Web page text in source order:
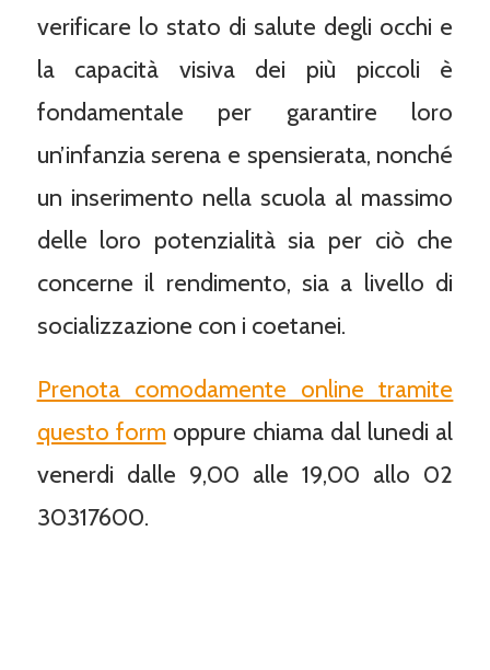
verificare lo stato di salute degli occhi e
la capacità visiva dei più piccoli è
fondamentale per garantire loro
un’infanzia serena e spensierata, nonché
un inserimento nella scuola al massimo
delle loro potenzialità sia per ciò che
concerne il rendimento, sia a livello di
socializzazione con i coetanei.
Prenota comodamente online tramite
questo form oppure chiama dal lunedi al
venerdi dalle 9,00 alle 19,00 allo 02
30317600.